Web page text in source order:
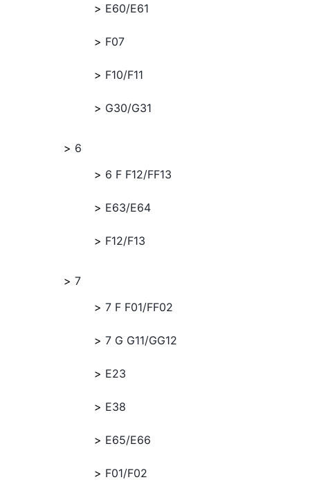
E60/E61
F07
F10/F11
G30/G31
6
6 F F12/FF13
E63/E64
F12/F13
7
7 F F01/FF02
7 G G11/GG12
E23
E38
E65/E66
F01/F02